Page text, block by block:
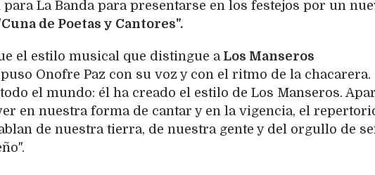
para La Banda para presentarse en los festejos por un
de Poetas y Cantores".
el estilo musical que distingue aLos Manseros
Onofre Paz con su voz y con el ritmo de la chacarera.
el mundo: él ha creado el estilo de Los Manseros.
en nuestra forma de cantar y en la vigencia, el
de nuestra tierra, de nuestra gente y del orgullo de